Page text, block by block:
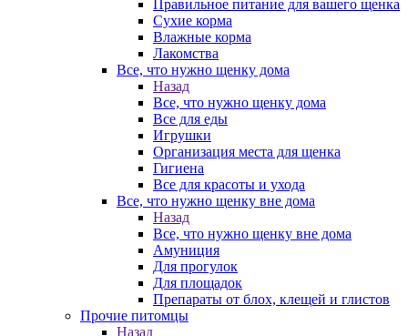
Правильное питание для вашего щенка
Сухие корма
Влажные корма
Лакомства
Все, что нужно щенку дома
Назад
Все, что нужно щенку дома
Все для еды
Игрушки
Организация места для щенка
Гигиена
Все для красоты и ухода
Все, что нужно щенку вне дома
Назад
Все, что нужно щенку вне дома
Амуниция
Для прогулок
Для площадок
Препараты от блох, клещей и глистов
Прочие питомцы
Назад